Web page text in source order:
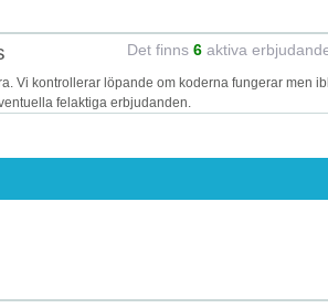
Det finns 6 aktiva
Vi kontrollerar löpande om koderna fungerar men
felaktiga erbjudanden.